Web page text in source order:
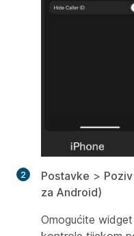
Postavke > Poziv
za Android)
Omogućite